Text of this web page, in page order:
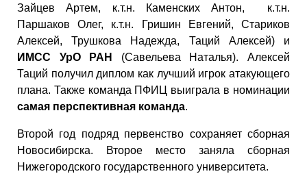
Зайцев Артем, к.т.н. Каменских Антон, к.т.н.
Паршаков Олег, к.т.н. Гришин Евгений, Стариков
Алексей, Трушкова Надежда, Таций Алексей) и
ИМСС УрО РАН
(Савельева Наталья). Алексей
Таций получил диплом как лучший игрок атакующего
плана. Также команда ПФИЦ выиграла в номинации
самая перспективная команда.
Второй год подряд первенство сохраняет сборная
Новосибирска. Второе место заняла сборная
Нижегородского государственного университета.